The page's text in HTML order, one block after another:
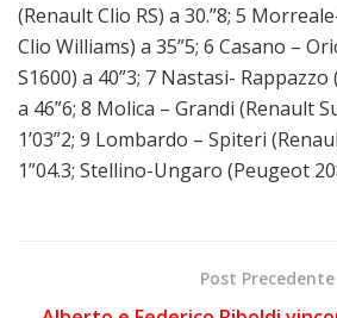
(Renault Clio RS) a 30.”8; 5
Clio Williams) a 35”5; 6 Casano –
S1600) a 40”3; 7 Nastasi-
a 46”6; 8 Molica – Grandi (Renault
1’03”2; 9 Lombardo – Spiteri
1”04.3; Stellino-Ungaro (Peugeot
Post Precedente